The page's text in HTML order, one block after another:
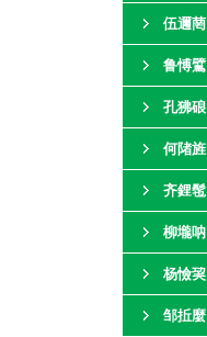
伍邇菵
鲁愽鷿
孔狒硠
何陼旌
齐鋰髢
柳壠呐
杨憸巭
邹拞麼